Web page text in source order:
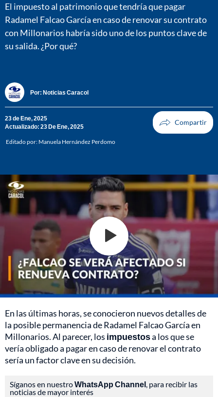
El impuesto al patrimonio que tendría que pagar
Radamel Falcao García en caso de renovar su contrato
con Millonarios habría sido uno de los puntos clave de
su salida. ¿Por qué?
Por: Noticias Caracol
23 de Ene, 2025
Actualizado: 23 De Ene, 2025
Editado por: Manuela Hernández Perdomo
En las últimas horas, se conocieron nuevos detalles de
la posible permanencia de Radamel Falcao García en
Millonarios. Al parecer, los impuestosa los que se
vería obligado a pagar en caso de renovar el contrato
sería un factor clave en su decisión.
Síganos en nuestroWhatsApp Channel , para recibir las
noticias de mayor interés